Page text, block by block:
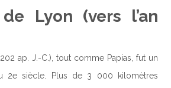
Lyon (vers l’an
ap. J.-C.), tout comme Papias, fut un
2e siècle. Plus de 3 000 kilomètres